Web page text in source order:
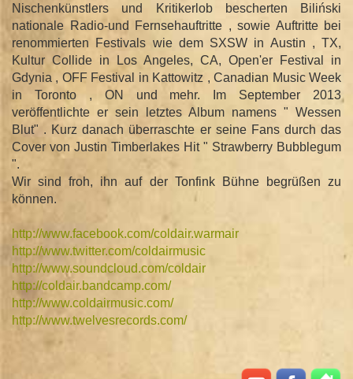
Nischenkünstlers und Kritikerlob bescherten Biliński
nationale Radio-und Fernsehauftritte , sowie Auftritte bei
renommierten Festivals wie dem SXSW in Austin , TX,
Kultur Collide in Los Angeles, CA, Open'er Festival in
Gdynia , OFF Festival in Kattowitz , Canadian Music Week
in Toronto , ON und mehr. Im September 2013
veröffentlichte er sein letztes Album namens " Wessen
Blut" . Kurz danach überraschte er seine Fans durch das
Cover von Justin Timberlakes Hit " Strawberry Bubblegum
".
Wir sind froh, ihn auf der Tonfink Bühne begrüßen zu
können.
http://www.facebook.com/coldair.warmair
http://www.twitter.com/coldairmusic
http://www.soundcloud.com/coldair
http://coldair.bandcamp.com/
http://www.coldairmusic.com/
http://www.twelvesrecords.com/